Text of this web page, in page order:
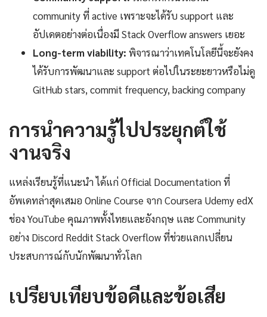
community ที่ active เพราะจะได้รับ support และ
อัปเดตอย่างต่อเนื่องมี Stack Overflow answers เยอะ
Long-term viability: พิจารณาว่าเทคโนโลยีนี้จะยังคง
ได้รับการพัฒนาและ support ต่อไปในระยะยาวหรือไม่ดู
GitHub stars, commit frequency, backing company
การนำความรู้ไปประยุกต์ใช้
งานจริง
แหล่งเรียนรู้ที่แนะนำ ได้แก่ Official Documentation ที่
อัพเดทล่าสุดเสมอ Online Course จาก Coursera Udemy edX
ช่อง YouTube คุณภาพทั้งไทยและอังกฤษ และ Community
อย่าง Discord Reddit Stack Overflow ที่ช่วยแลกเปลี่ยน
ประสบการณ์กับนักพัฒนาทั่วโลก
เปรียบเทียบข้อดีและข้อเสีย